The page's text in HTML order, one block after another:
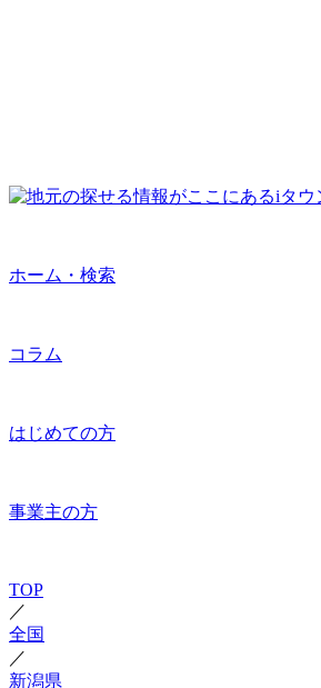
ホーム・検索
コラム
はじめての方
事業主の方
TOP
／
全国
／
新潟県